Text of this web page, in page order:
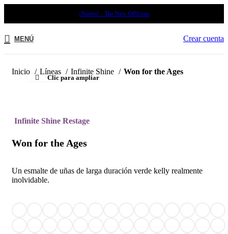
¡Nuevo! - The New OPIcons
MENÚ Crear cuenta
Inicio Líneas Infinite Shine Won for the Ages
Clic para ampliar
Infinite Shine Restage
Won for the Ages
Un esmalte de uñas de larga duración verde kelly realmente
inolvidable.